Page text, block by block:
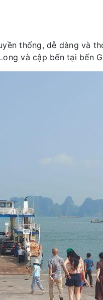
thống, dễ dàng và
và cập bến tại bến